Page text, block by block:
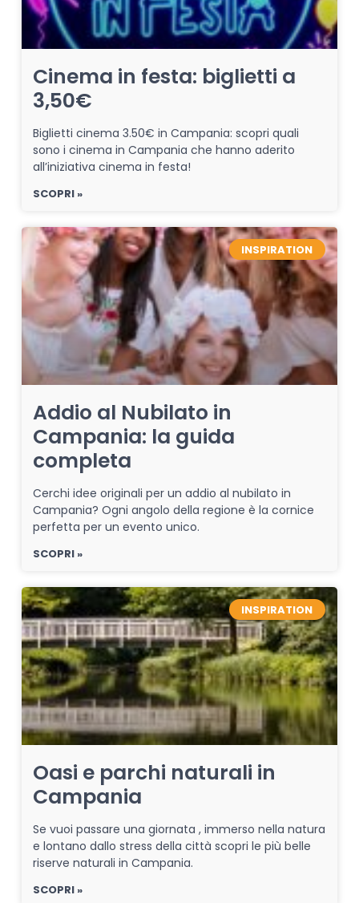
Cinema in festa: biglietti a
3,50€
Biglietti cinema 3.50€ in Campania: scopri quali
sono i cinema in Campania che hanno aderito
all’iniziativa cinema in festa!
SCOPRI »
INSPIRATION
Addio al Nubilato in
Campania: la guida
completa
Cerchi idee originali per un addio al nubilato in
Campania? Ogni angolo della regione è la cornice
perfetta per un evento unico.
SCOPRI »
INSPIRATION
Oasi e parchi naturali in
Campania
Se vuoi passare una giornata , immerso nella natura
e lontano dallo stress della città scopri le più belle
riserve naturali in Campania.
SCOPRI »